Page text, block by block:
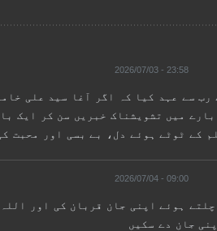
23:58 - 2026/07/03
سے عہد کیا کہ اگر آغا سید علی
میں تشویشناک خبریں سن کر ایک
کے ٹوٹے ہوئے دل، بے بسی اور محبت
09:00 - 2026/07/04
ہوئے اپنی جان قربان کی اور
جان دے سکیں